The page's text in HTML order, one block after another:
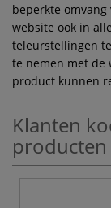
beperkte
website ook in
teleurstellingen
te nemen met de
product kunnen
Klanten
producten